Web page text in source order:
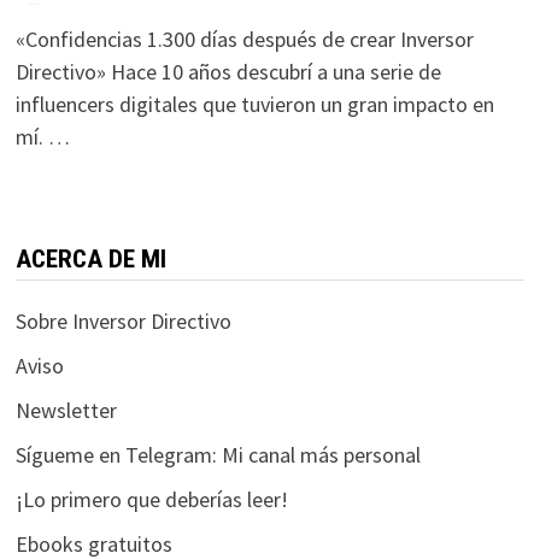
«Confidencias 1.300 días después de crear Inversor
Directivo» Hace 10 años descubrí a una serie de
influencers digitales que tuvieron un gran impacto en
mí. …
ACERCA DE MI
Sobre Inversor Directivo
Aviso
Newsletter
Sígueme en Telegram: Mi canal más personal
¡Lo primero que deberías leer!
Ebooks gratuitos
opcionales.
Son
necesarias
para que
Estadísticas
podamos
mejorar la
funcionalidad
y estructura
base a cómo
se usa la web.